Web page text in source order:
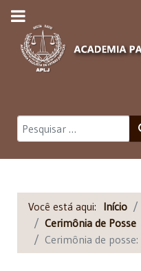
Pesquisar
Você está aqui: Início
Cerimônia de Posse
Cerimônia de